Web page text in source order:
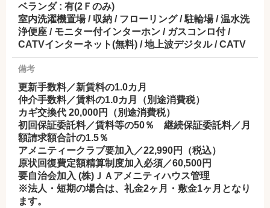
ベランダ : 有(2Ｆのみ)
室内洗濯機置場 / 収納 / フローリング / 駐輪場 / 温水洗
浄便座 / モニター付インターホン / ガスコンロ付 /
CATVインターネット(無料) / 地上波デジタル / CATV
備考
更新手数料／新賃料の1.0カ月
仲介手数料／賃料の1.0カ月（別途消費税）
カギ交換代 20,000円（別途消費税）
初回保証委託料／賃料等の50％ 継続保証委託料／月
額請求額合計の1.5％
アメニティークラブ要加入／22,990円（税込）
原状回復費定額精算制度加入必須／60,500円
要自治会加入 (株)ＪＡアメニティハウス管理
※法人・短期の場合は、礼金2ヶ月・敷金1ヶ月となり
ます。